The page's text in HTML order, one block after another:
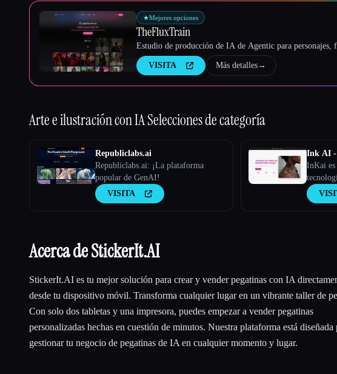
★Mejores opciones
TheFluxTrain
Estudio de producción de IA de Agentic para personajes,
VISITA Más detalles→
Arte e ilustración con IASelecciones de categoría
Republiclabs.ai
Republiclabs.ai: ¡La plataforma
popular de GenAI!
VISITA
Ink AI -
InKai es
que crea
Acerca de StickerIt.AI
StickerIt.AI es tu mejor solución para crear y vender pegatinas con IA
desde tu dispositivo móvil. Transforma cualquier lugar en un vibrante taller de
Con solo dos tabletas y una impresora, puedes empezar a vender pegatinas
personalizadas hechas en cuestión de minutos. Nuestra plataforma está diseñada
gestionar tu negocio de pegatinas de IA en cualquier momento y lugar.